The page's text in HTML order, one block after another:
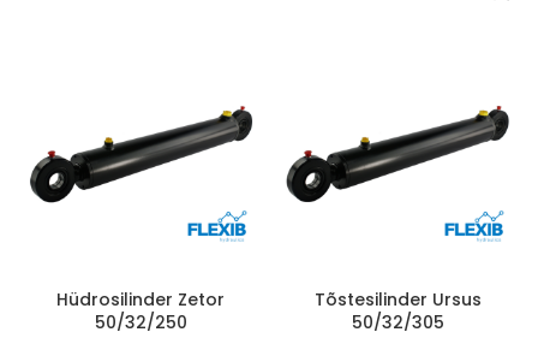
Hüdrosilinder Zetor
50/32/250
Tõstesilinder Ursus
50/32/305